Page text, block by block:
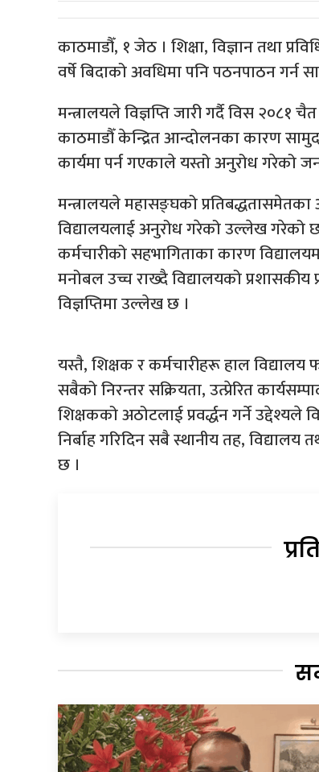
काठमाडौँ, १ जेठ । शिक्षा, विज्ञान तथा
वर्षे बिदाको अवधिमा पनि पठनपाठन गर्न
मन्त्रालयले विज्ञप्ति जारी गर्दै विस २०८१
काठमाडौँ केन्द्रित आन्दोलनका कारण
कार्यमा पर्न गएकाले यस्तो अनुरोध गरेको
मन्त्रालयले महासङ्घको
विद्यालयलाई अनुरोध गरेको उल्लेख गरेको
कर्मचारीको सहभागिताका कारण
मनोबल उच्च राख्दै विद्यालयको
विज्ञप्तिमा उल्लेख छ ।
यस्तै, शिक्षक र कर्मचारीहरू हाल
सबैको निरन्तर सक्रियता, उत्प्रेरित
शिक्षकको अठोटलाई प्रवर्द्धन गर्ने
निर्बाह गरिदिन सबै स्थानीय तह,
छ ।